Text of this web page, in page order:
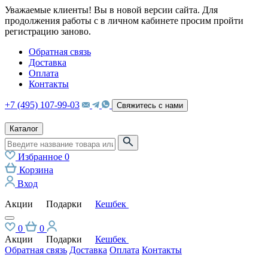
Уважаемые клиенты! Вы в новой версии сайта. Для
продолжения работы с в личном кабинете просим пройти
регистрацию заново.
Обратная связь
Доставка
Оплата
Контакты
+7 (495) 107-99-03 Свяжитесь с нами
Каталог
Избранное 0
Корзина
Вход
Акции
Подарки Кешбек
0
0
Акции
Подарки
Кешбек
Обратная связь Доставка Оплата Контакты